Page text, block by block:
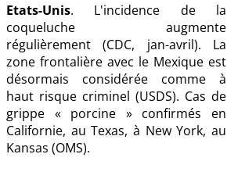
Etats-Unis. L'incidence de la
coqueluche augmente
régulièrement (CDC, jan-avril). La
zone frontalière avec le Mexique est
désormais considérée comme à
haut risque criminel (USDS). Cas de
grippe « porcine » confirmés en
Californie, au Texas, à New York, au
Kansas (OMS).